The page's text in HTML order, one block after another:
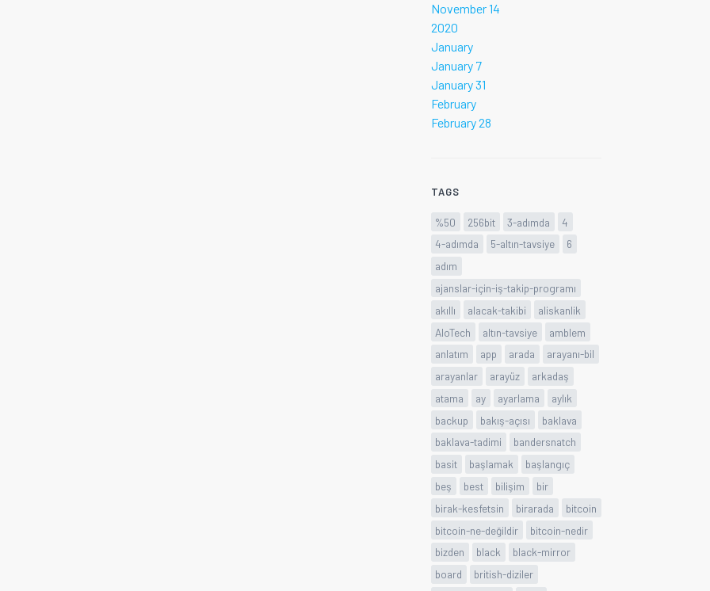
November 14
2020
January
January 7
January 31
February
February 28
TAGS
%50 256bit 3-adımda
4
4-adımda
5-altın-tavsiye
6
adım
ajanslar-için-iş-takip-programı
akıllı
alacak-takibi
aliskanlik
AloTech
altın-tavsiye
amblem
anlatım
app arada
arayanı-bil
arayanlar
arayüz
arkadaş
atama
ay ayarlama
aylık
backup
bakış-açısı
baklava
baklava-tadimi
bandersnatch
basit
başlamak
başlangıç
beş
best bilişim
bir
birak-kesfetsin
birarada
bitcoin
bitcoin-ne-değildir
bitcoin-nedir
bizden
black
black-mirror
board
british-diziler